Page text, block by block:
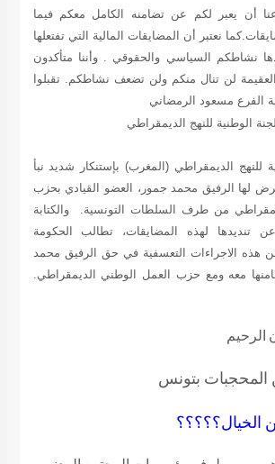
أن يعبر لكم عن تضامنه الكامل معكم فيما
نعتبر أن المضايقات المالية التي تفتعلها
نشاطكم السياسي والحقوقي . وأننا متأكدون
لن تنال منكم ولن تضعف نشاطكم. تقبلوا
الفرع مسعود الرمضاني
الوطنية للنهج الديمقراطي
للنهج الديمقراطي (المغرب) بإستنكار شديد نبأ
لها الرفيق محمد جمور، العضو القيادي بحزب
من طرف السلطات التونسية. والكتابة
عن تنديدها لهذه المضايقات، تطالب الحكومة
عن هذه الاجراءات التعسفية في حق الرفيق محمد
معه ومع حزب العمل الوطني الديمقراطي.
الرحيم
المحجبات بتونس
الخيال؟؟؟؟؟